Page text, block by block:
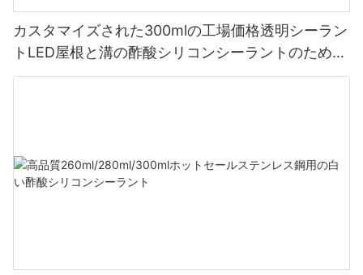
カスタマイズされた300mlの工場価格透明シーラン
トLED屋根と溝の酢酸シリコンシーラントのための
シーラント